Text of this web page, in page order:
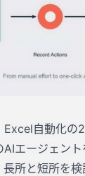
Excel自動化の
エージェン
所と短所を